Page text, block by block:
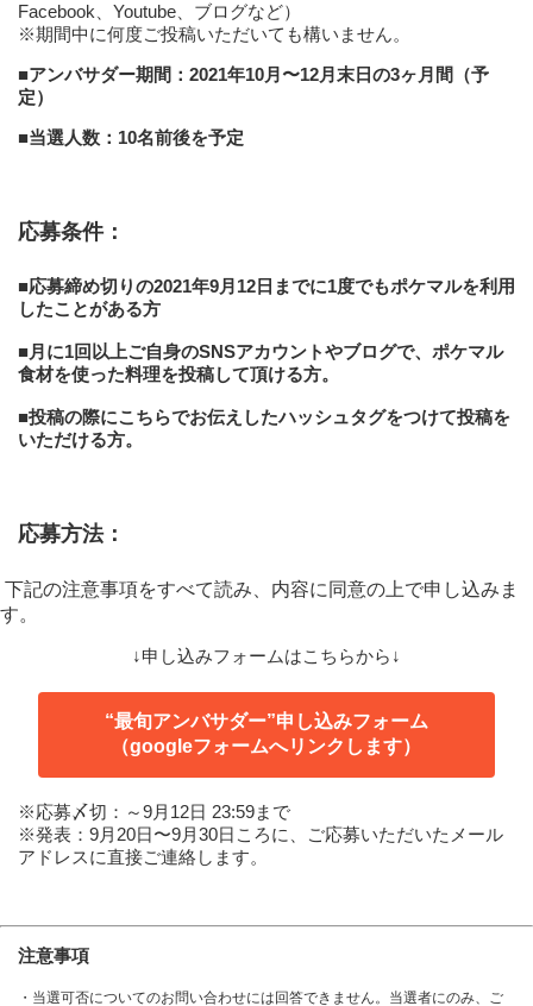
Facebook、Youtube、ブログなど）
※期間中に何度ご投稿いただいても構いません。
■アンバサダー期間：2021年10月〜12月末日の3ヶ月間（予
定）
■当選人数：10名前後を予定
応募条件：
■応募締め切りの2021年9月12日までに1度でもポケマルを利用
したことがある方
■月に1回以上ご自身のSNSアカウントやブログで、ポケマル
食材を使った料理を投稿して頂ける方。
■投稿の際にこちらでお伝えしたハッシュタグをつけて投稿を
いただける方。
応募方法：
下記の注意事項をすべて読み、内容に同意の上で申し込みま
す。
↓申し込みフォームはこちらから↓
“最旬アンバサダー”申し込みフォーム
（googleフォームへリンクします）
※応募〆切：～9月12日 23:59まで
※発表：9月20日〜9月30日ころに、ご応募いただいたメール
アドレスに直接ご連絡します。
注意事項
・ 当選可否についてのお問い合わせには回答できません。当選者にのみ、ご